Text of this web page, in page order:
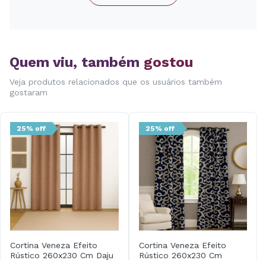
Quem viu, também gostou
Veja produtos relacionados que os usuários também
gostaram
25% off
Cortina Veneza Efeito
Rústico 260x230 Cm Daju
25% off
Cortina Veneza Efeito
Rústico 260x230 Cm